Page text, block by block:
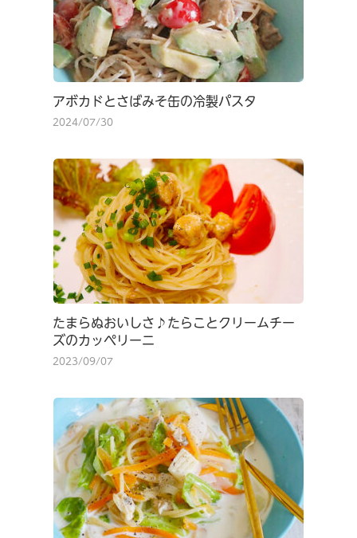
アボカドとさばみそ缶の冷製パスタ
2024/07/30
たまらぬおいしさ♪たらことクリームチー
ズのカッペリーニ
2023/09/07